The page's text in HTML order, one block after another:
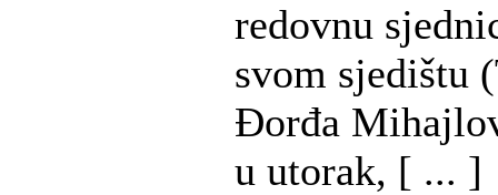
redovnu
svom sjedištu
Đorđa
u utorak, [ ... ]